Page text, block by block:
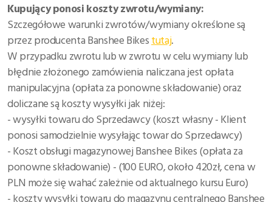
Kupujący ponosi koszty zwrotu/wymiany:
Szczegółowe warunki zwrotów/wymiany określone są
przez producenta Banshee Bikestutaj.
W przypadku zwrotu lub w zwrotu w celu wymiany lub
błędnie złożonego zamówienia naliczana jest opłata
manipulacyjna (opłata za ponowne składowanie) oraz
doliczane są koszty wysyłki jak niżej:
- wysyłki towaru do Sprzedawcy (koszt własny - Klient
ponosi samodzielnie wysyłając towar do Sprzedawcy)
- Koszt obsługi magazynowej Banshee Bikes (opłata za
ponowne składowanie) - (100 EURO, około 420zł, cena w
PLN może się wahać zależnie od aktualnego kursu Euro)